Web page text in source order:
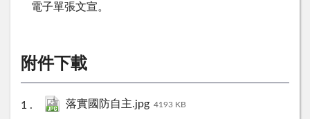
電子單張文宣。
附件下載
落實國防自主.jpg 4193 KB